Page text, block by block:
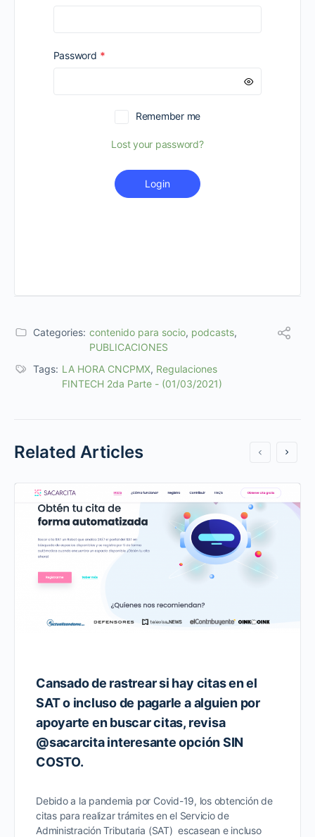
Password *Required
Remember me
Lost your password?
Login
Categories: contenido para socio, podcasts,
PUBLICACIONES
Tags: LA HORA CNCPMX, Regulaciones
FINTECH 2da Parte - (01/03/2021)
Related Articles
Cansado de rastrear si hay citas en el
SAT o incluso de pagarle a alguien por
apoyarte en buscar citas, revisa
@sacarcita interesante opción SIN
COSTO.
Debido a la pandemia por Covid-19, los obtención de
citas para realizar trámites en el Servicio de
Administración Tributaria (SAT) escasean e incluso